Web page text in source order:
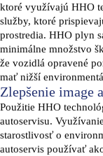
ktoré využívajú HHO
služby, ktoré
prostredia. HHO plyn
minimálne množstvo
že vozidlá opravené
mať nižší
Zlepšenie image
Použitie HHO
autoservisu.
starostlivosť o
autoservis používať